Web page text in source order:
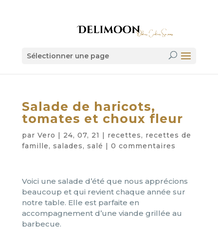
Sélectionner une page
Salade de haricots,
tomates et choux fleur
par Vero | 24, 07, 21 | recettes, recettes de
famille, salades, salé | 0 commentaires
Voici une salade d’été que nous apprécions
beaucoup et qui revient chaque année sur
notre table. Elle est parfaite en
accompagnement d’une viande grillée au
barbecue.